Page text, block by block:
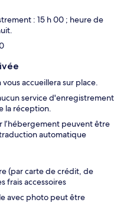
: 15 h 00 ; heure de
accueillera sur place.
service d'enregistrement
la réception.
l’hébergement peuvent être
automatique
(par carte de crédit, de
frais accessoires
avec photo peut être